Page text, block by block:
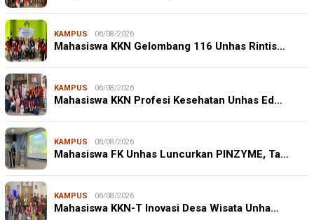
KAMPUS 06/08/2026
Mahasiswa KKN Gelombang 116 Unhas Rintis…
KAMPUS 06/08/2026
Mahasiswa KKN Profesi Kesehatan Unhas Ed…
KAMPUS 06/08/2026
Mahasiswa FK Unhas Luncurkan PINZYME, Ta…
KAMPUS 06/08/2026
Mahasiswa KKN-T Inovasi Desa Wisata Unha…